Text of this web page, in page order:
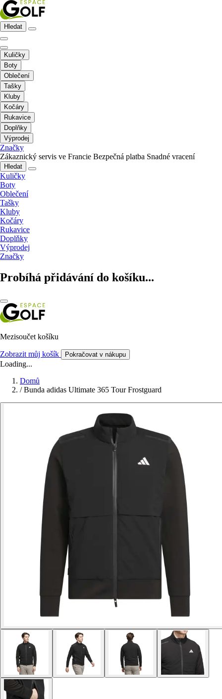
Hledat
Kuličky
Boty
Oblečení
Tašky
Kluby
Kočáry
Rukavice
Doplňky
Výprodej
Značky
Zákaznický servis ve Francie Bezpečná platba Snadné vracení
Hledat
Kuličky
Boty
Oblečení
Tašky
Kluby
Kočáry
Rukavice
Doplňky
Výprodej
Značky
Probíhá přidávání do košíku...
Mezisoučet košíku
Zobrazit můj košík Pokračovat v nákupu
Loading...
Domů
/ Bunda adidas Ultimate 365 Tour Frostguard